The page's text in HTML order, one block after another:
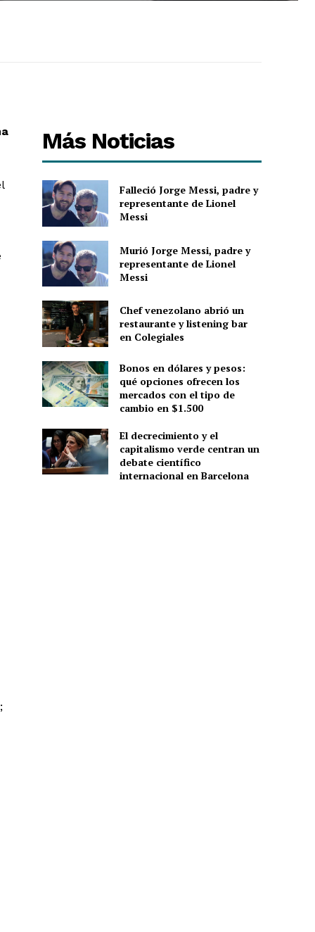
Más Noticias
Falleció Jorge Messi, padre y
representante de Lionel
Messi
Murió Jorge Messi, padre y
representante de Lionel
Messi
Chef venezolano abrió un
restaurante y listening bar
en Colegiales
Bonos en dólares y pesos:
qué opciones ofrecen los
mercados con el tipo de
cambio en $1.500
El decrecimiento y el
capitalismo verde centran un
debate científico
internacional en Barcelona